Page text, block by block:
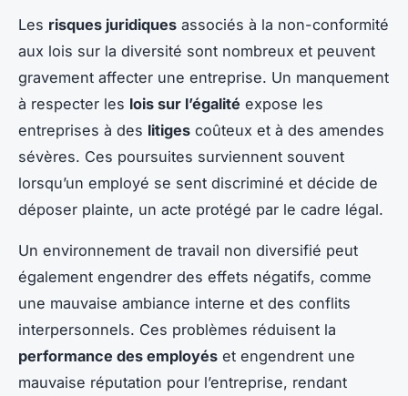
Les risques juridiques associés à la non-conformité
aux lois sur la diversité sont nombreux et peuvent
gravement affecter une entreprise. Un manquement
à respecter les lois sur l’égalité expose les
entreprises à des litiges coûteux et à des amendes
sévères. Ces poursuites surviennent souvent
lorsqu’un employé se sent discriminé et décide de
déposer plainte, un acte protégé par le cadre légal.
Un environnement de travail non diversifié peut
également engendrer des effets négatifs, comme
une mauvaise ambiance interne et des conflits
interpersonnels. Ces problèmes réduisent la
performance des employés et engendrent une
mauvaise réputation pour l’entreprise, rendant